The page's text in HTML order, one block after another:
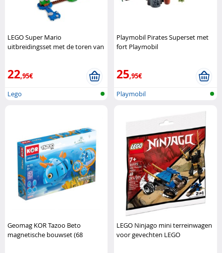
LEGO Super Mario
uitbreidingsset met de toren van
22,95€
Lego
Playmobil Pirates Superset met
fort Playmobil
25,95€
Playmobil
Geomag KOR Tazoo Beto
magnetische bouwset (68
LEGO Ninjago mini terreinwagen
voor gevechten LEGO